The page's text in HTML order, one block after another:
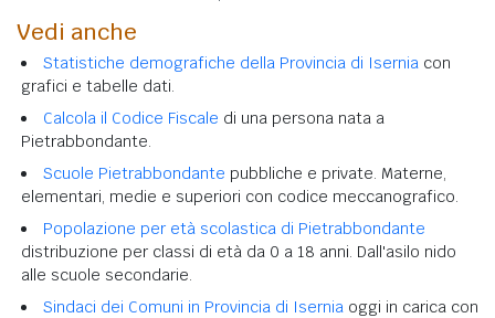
Vedi anche
Statistiche demografiche della Provincia di Isernia con
grafici e tabelle dati.
Calcola il Codice Fiscale di una persona nata a
Pietrabbondante.
Scuole Pietrabbondante pubbliche e private. Materne,
elementari, medie e superiori con codice meccanografico.
Popolazione per età scolastica di Pietrabbondante
distribuzione per classi di età da 0 a 18 anni. Dall'asilo nido
alle scuole secondarie.
Sindaci dei Comuni in Provincia di Isernia oggi in carica con